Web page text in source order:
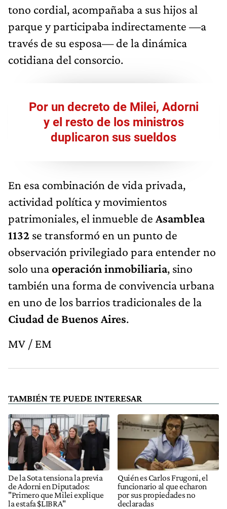
tono cordial, acompañaba a sus hijos al
parque y participaba indirectamente —a
través de su esposa— de la dinámica
cotidiana del consorcio.
Por un decreto de Milei, Adorni
y el resto de los ministros
duplicaron sus sueldos
En esa combinación de vida privada,
actividad política y movimientos
patrimoniales, el inmueble de Asamblea
1132 se transformó en un punto de
observación privilegiado para entender no
solo unaoperación inmobiliaria, sino
también una forma de convivencia urbana
en uno de los barrios tradicionales de la
Ciudad de Buenos Aires.
MV / EM
TAMBIÉN TE PUEDE INTERESAR
De la Sota tensiona la previa
de Adorni en Diputados:
"Primero que Milei explique
la estafa $LIBRA"
Quién es Carlos Frugoni, el
funcionario al que echaron
por sus propiedades no
declaradas